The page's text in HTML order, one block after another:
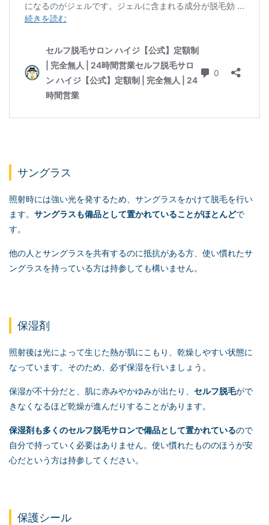
サングラス
照射時には強い光を発するため、サングラスをかけて脱毛を行い
ます。 サングラスも備品として置かれていることがほとんどで
す。
他の人とサングラスを共有するのに抵抗がある方、使い慣れたサ
ングラスを持っている方は持参しても構いません。
保湿剤
照射後は光によって生じた熱が肌にこもり、乾燥しやすい状態に
なっています。そのため、必ず保湿を行いましょう。
保湿が不十分だと、肌に赤みやかゆみが出たり、 セルフ脱毛がで
きなくなるほど乾燥が進んだりすることがあります。
保湿剤も多くのセルフ脱毛サロンで備品として置かれているので
自分で持っていく必要はありません。使い慣れたもののほうが安
心だという方は持参してください。
保護シール